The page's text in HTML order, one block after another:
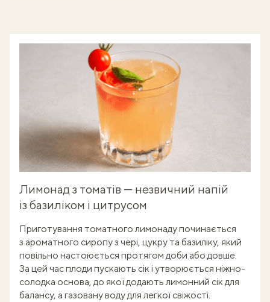
Лимонад з томатів — незвичний напій
із базиліком і цитрусом
Приготування томатного лимонаду починається
з ароматного сиропу з чері, цукру та базиліку, який
повільно настоюється протягом доби або довше.
За цей час плоди пускають сік і утворюється ніжно-
солодка основа, до якої додають лимонний сік для
балансу, а газовану воду для легкої свіжості.